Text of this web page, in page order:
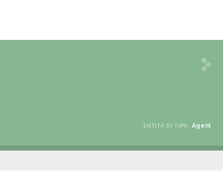
ENTITÀ DI TIPO: Agent